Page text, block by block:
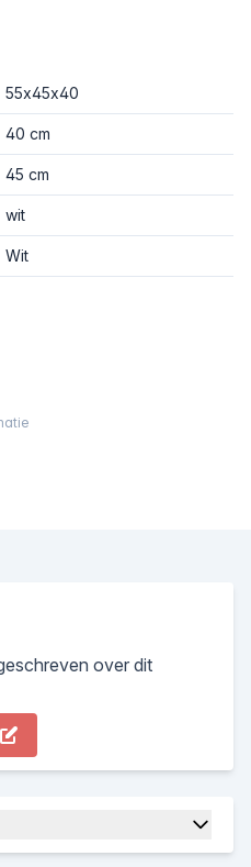
55x45x40
40 cm
45 cm
wit
Wit
over dit